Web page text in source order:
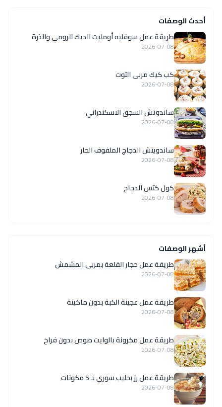
أحدث الوصفات
طريقة عمل سوفليه أومليت الديك الرومي والذرة
2026-07-08
كب كيك مربى التوت
2026-07-08
ساندوتش السجق الاسكندراني
2026-07-08
ساندويتش الدجاج الملفوف الحار
2026-07-08
كول كتس الدجاج
2026-07-08
أشهر الوصفات
طريقة عمل حجار القلعة بمربى المشمش
2026-07-08
طريقة عمل عجينة الكبة بدون ماكينة
2026-07-08
طريقة عمل مكرونة بالوايت صوص بدون فراخ
2026-07-08
طريقة عمل رز بحليب سوري بـ 5 مكونات
2026-07-08